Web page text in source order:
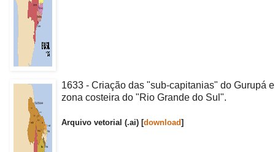
1633 - Criação das "sub-capitanias" do Gurupá
zona costeira do "Rio Grande do Sul".
Arquivo vetorial (.ai) [download]